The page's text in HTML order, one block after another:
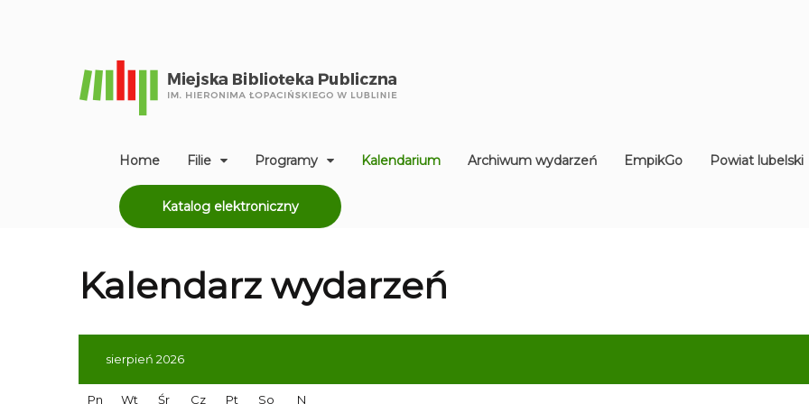
Home Filie Programy Kalendarium Archiwum wydarzeń EmpikGo Powiat lubelski
Katalog elektroniczny
Kalendarz wydarzeń
sierpień 2026
Pn Wt Śr Cz Pt So N